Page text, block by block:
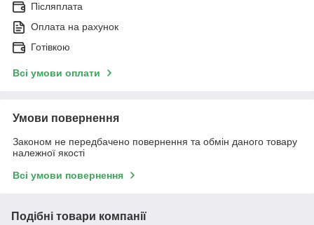
Післяплата
Оплата на рахунок
Готівкою
Всі умови оплати
Умови повернення
Законом не передбачено повернення та обмін даного товару
належної якості
Всі умови повернення
Подібні товари компанії